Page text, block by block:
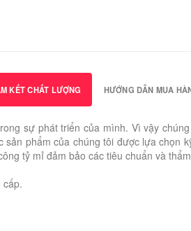
KẾT CHẤT LƯỢNG HƯỚNG DẪN MUA
sự phát triển của mình. Vì vậy
phẩm của chúng tôi được lựa
tỷ mỉ đảm bảo các tiêu chuẩn và
cấp.